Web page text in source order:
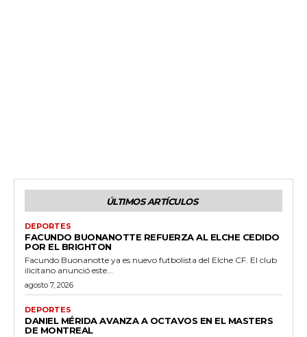
ÚLTIMOS ARTÍCULOS
DEPORTES
FACUNDO BUONANOTTE REFUERZA AL ELCHE CEDIDO
POR EL BRIGHTON
Facundo Buonanotte ya es nuevo futbolista del Elche CF. El club
ilicitano anunció este...
agosto 7, 2026
DEPORTES
DANIEL MÉRIDA AVANZA A OCTAVOS EN EL MASTERS
DE MONTREAL